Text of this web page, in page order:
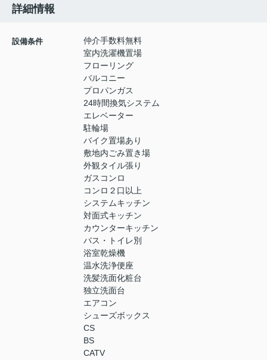
詳細情報
設備条件
仲介手数料無料
室内洗濯機置場
フローリング
バルコニー
プロパンガス
24時間換気システム
エレベーター
駐輪場
バイク置場あり
敷地内ごみ置き場
外観タイル張り
ガスコンロ
コンロ２口以上
システムキッチン
対面式キッチン
カウンターキッチン
バス・トイレ別
浴室乾燥機
温水洗浄便座
洗髪洗面化粧台
独立洗面台
エアコン
シューズボックス
CS
BS
CATV